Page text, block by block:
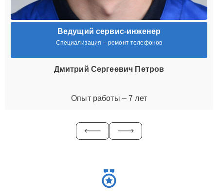
Ведущий сервис-инженер
Специализация – ремонт телефонов
Дмитрий Сергеевич Петров
Опыт работы – 7 лет